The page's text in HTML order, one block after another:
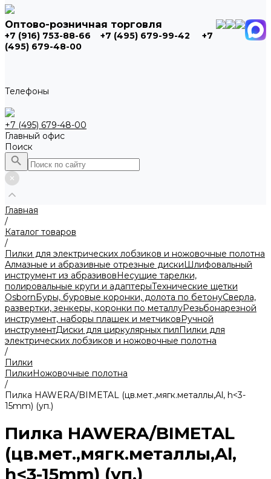
Оптово-розничная торговля
+7 (916) 753-88-66 +7 (495) 679-99-42
+7
(495) 679-48-00
Телефоны
+7 (495) 679-48-00
Главный офис
Поиск
Главная
/
Каталог товаров
/
Пилки для электрических лобзиков и ножовочные полотна
Алмазные и абразивные отрезные дискиШлифовальный
инструмент из абразивовНесущие тарелки,
полировальные круги и адаптерыТехнические щетки
OsbornБуры, буровые коронки, долота по бетонуСверла,
развертки, зенкеры, коронки по металлуРезьбонарезной
инструмент, наборы плашек и метчиковРучной
инструментДиски для циркулярных пилПилки для
электрических лобзиков и ножовочные полотна
/
Пилки
ПилкиНожовочные полотна
/
Пилка HAWERA/BIMETAL (цв.мет.,мягк.металлы,Al, h<3-
15mm) (уп.)
Пилка HAWERA/BIMETAL
(цв.мет.,мягк.металлы,Al,
h<3-15mm) (уп.)